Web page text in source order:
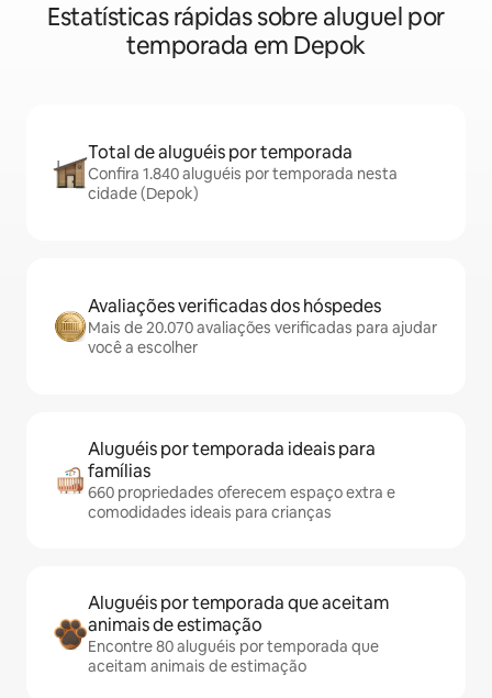
Estatísticas rápidas sobre aluguel por
temporada em Depok
Total de aluguéis por temporada
Confira 1.840 aluguéis por temporada nesta
cidade (Depok)
Avaliações verificadas dos hóspedes
Mais de 20.070 avaliações verificadas para ajudar
você a escolher
Aluguéis por temporada ideais para
famílias
660 propriedades oferecem espaço extra e
comodidades ideais para crianças
Aluguéis por temporada que aceitam
animais de estimação
Encontre 80 aluguéis por temporada que
aceitam animais de estimação